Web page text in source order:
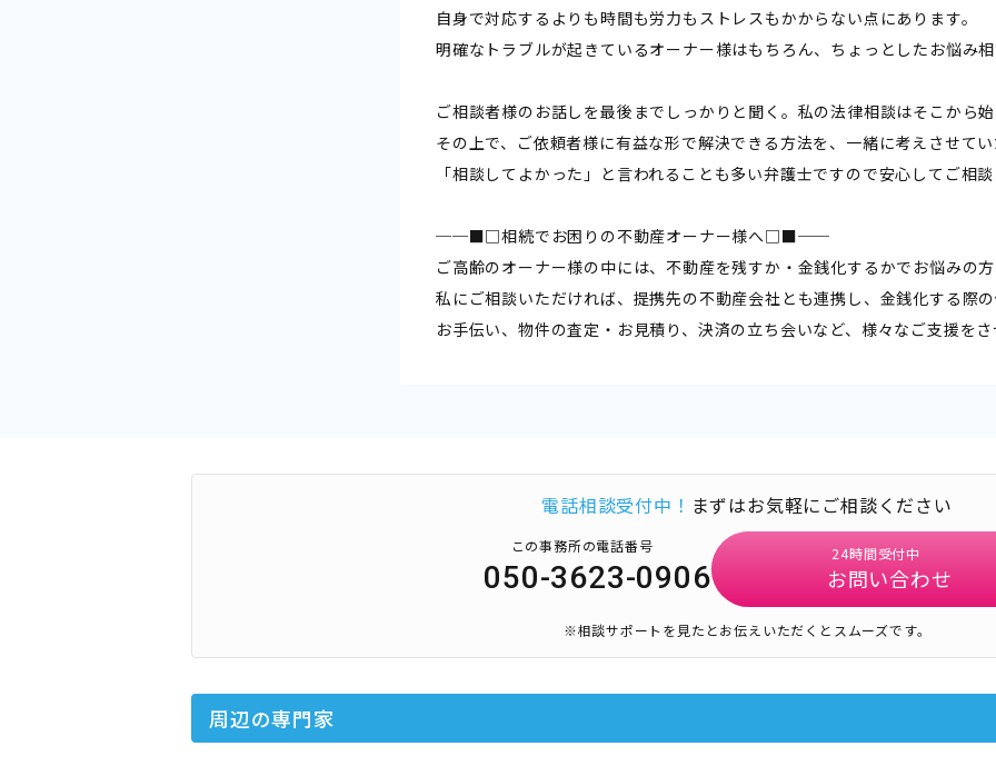
自身で対応するよりも時間も労力もストレスもかからない点にあります。
明確なトラブルが起きているオーナー様はもちろん、ちょっとしたお悩み
ご相談者様のお話しを最後までしっかりと聞く。私の法律相談はそこから
その上で、ご依頼者様に有益な形で解決できる方法を、一緒に考えさせて
「相談してよかった」と言われることも多い弁護士ですので安心してご相
──■□相続でお困りの不動産オーナー様へ□■──
ご高齢のオーナー様の中には、不動産を残すか・金銭化するかでお悩みの
私にご相談いただければ、提携先の不動産会社とも連携し、金銭化する際
お手伝い、物件の査定・お見積り、決済の立ち会いなど、様々なご支援を
電話相談受付中！ まずはお気軽にご相談ください
この事務所の電話番号
050-3623-0906
24時間受付中
お問い合わせ
※相談サポートを見たとお伝えいただくとスムーズです。
周辺の専門家